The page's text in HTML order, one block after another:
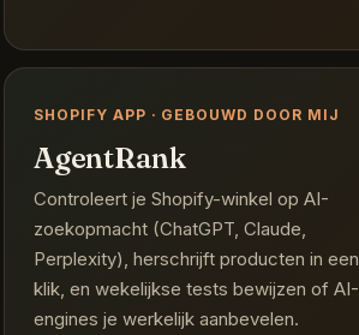
SHOPIFY APP · GEBOUWD DOOR MIJ
AgentRank
Controleert je Shopify-winkel op AI-
zoekopmacht (ChatGPT, Claude,
Perplexity), herschrijft producten in een
klik, en wekelijkse tests bewijzen of AI-
engines je werkelijk aanbevelen.